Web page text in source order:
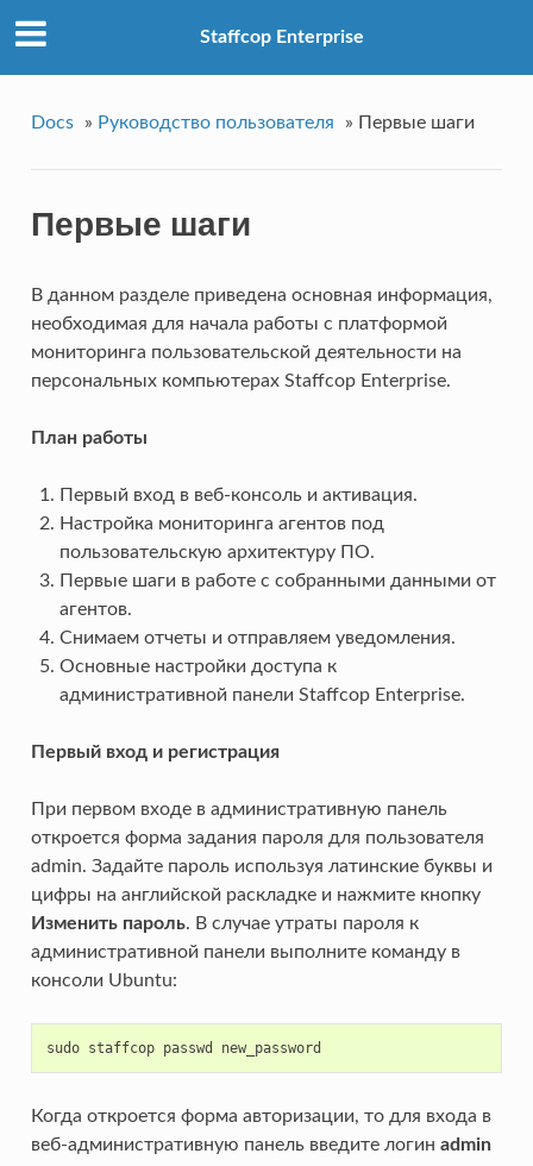
Staffcop Enterprise
Docs » Руководство пользователя » Первые шаги
Первые шаги
В данном разделе приведена основная информация,
необходимая для начала работы с платформой
мониторинга пользовательской деятельности на
персональных компьютерах Staffcop Enterprise.
План работы
Первый вход в веб-консоль и активация.
Настройка мониторинга агентов под
пользовательскую архитектуру ПО.
Первые шаги в работе с собранными данными от
агентов.
Снимаем отчеты и отправляем уведомления.
Основные настройки доступа к
административной панели Staffcop Enterprise.
Первый вход и регистрация
При первом входе в административную панель
откроется форма задания пароля для пользователя
admin. Задайте пароль используя латинские буквы и
цифры на английской раскладке и нажмите кнопку
Изменить пароль. В случае утраты пароля к
административной панели выполните команду в
консоли Ubuntu:
sudo staffcop passwd new_password
Когда откроется форма авторизации, то для входа в
веб-административную панель введите логин admin